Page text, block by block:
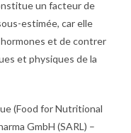
un facteur de
estimée, car elle
et de contrer
et physiques de la
(Food for Nutritional
GmbH (SARL) –